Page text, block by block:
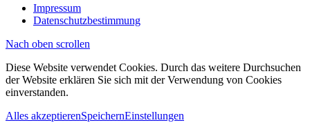
Impressum
Datenschutzbestimmung
Nach oben scrollen
Diese Website verwendet Cookies. Durch das weitere Durchsuchen
der Website erklären Sie sich mit der Verwendung von Cookies
einverstanden.
Alles akzeptierenSpeichernEinstellungen